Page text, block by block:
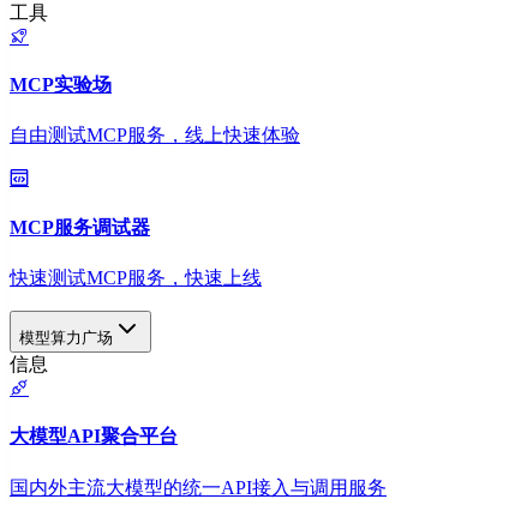
工具
MCP实验场
自由测试MCP服务，线上快速体验
MCP服务调试器
快速测试MCP服务，快速上线
模型算力广场
信息
大模型API聚合平台
国内外主流大模型的统一API接入与调用服务